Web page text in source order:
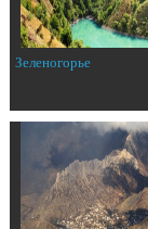
Зеленогорье